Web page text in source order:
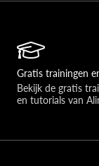
Gratis trainingen
Bekijk de gratis
en tutorials van